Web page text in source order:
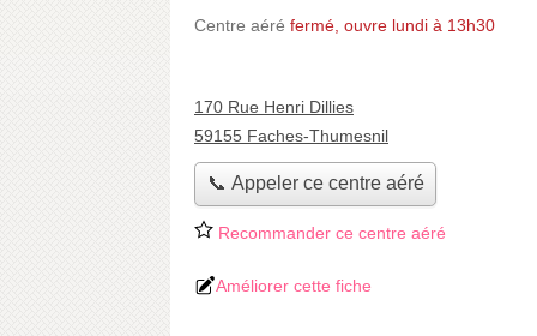
Centre aéré fermé, ouvre lundi à 13h30
170 Rue Henri Dillies
59155 Faches-Thumesnil
📞 Appeler ce centre aéré
Recommander ce centre aéré
Améliorer cette fiche